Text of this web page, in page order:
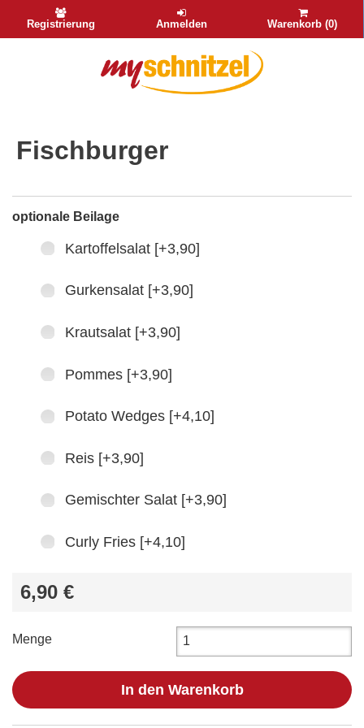
Registrierung Anmelden Warenkorb (0)
Fischburger
optionale Beilage
Kartoffelsalat [+3,90]
Gurkensalat [+3,90]
Krautsalat [+3,90]
Pommes [+3,90]
Potato Wedges [+4,10]
Reis [+3,90]
Gemischter Salat [+3,90]
Curly Fries [+4,10]
6,90 €
Menge
In den Warenkorb